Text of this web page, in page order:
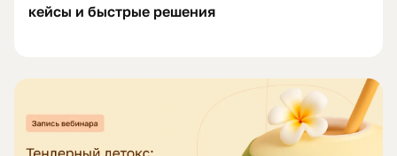
кейсы и быстрые решения